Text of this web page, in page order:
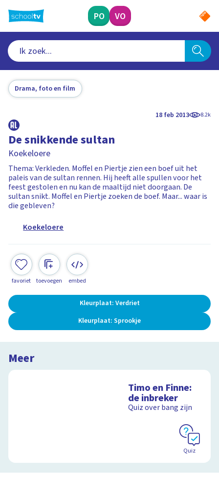
naar
hoofdinhoud
PO VO
Drama, foto en film
18 feb 2013 8.2k
De snikkende sultan
Koekeloere
Thema: Verkleden. Moffel en Piertje zien een boef uit het
paleis van de sultan rennen. Hij heeft alle spullen voor het
feest gestolen en nu kan de maaltijd niet doorgaan. De
sultan snikt. Moffel en Piertje zoeken de boef. Maar... waar is
die gebleven?
Koekeloere
favoriet toevoegen embed
Kleurplaat: Verdriet
Kleurplaat: Sprookje
Meer
Timo en Finne:
de inbreker
Quiz over bang zijn
Quiz